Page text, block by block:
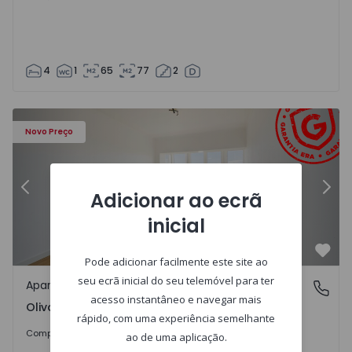
4 1 65 77 2
Novo Preço
Apartamento T2 Lisboa, Olivais Sul - 1565839 - 8
Anterior
Olivais Sul, Lisboa
Apartamento
Olivais Sul, Lisboa
Comprar 395.000 € 398.500 €
Adicionar ao ecrã
inicial
Pode adicionar facilmente este site ao
seu ecrã inicial do seu telemóvel para ter
acesso instantâneo e navegar mais
rápido, com uma experiência semelhante
ao de uma aplicação.